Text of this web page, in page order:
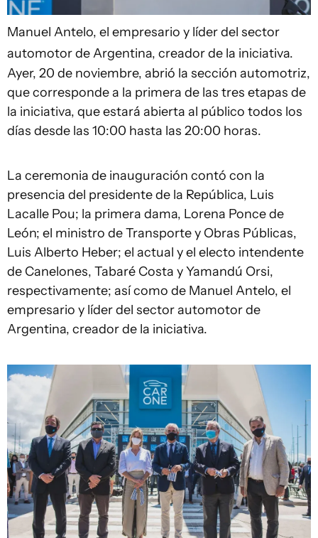
Manuel Antelo, el empresario y líder del sector
automotor de Argentina, creador de la iniciativa.
Ayer, 20 de noviembre, abrió la sección automotriz,
que corresponde a la primera de las tres etapas de
la iniciativa, que estará abierta al público todos los
días desde las 10:00 hasta las 20:00 horas.
La ceremonia de inauguración contó con la
presencia del presidente de la República, Luis
Lacalle Pou; la primera dama, Lorena Ponce de
León; el ministro de Transporte y Obras Públicas,
Luis Alberto Heber; el actual y el electo intendente
de Canelones, Tabaré Costa y Yamandú Orsi,
respectivamente; así como de Manuel Antelo, el
empresario y líder del sector automotor de
Argentina, creador de la iniciativa.